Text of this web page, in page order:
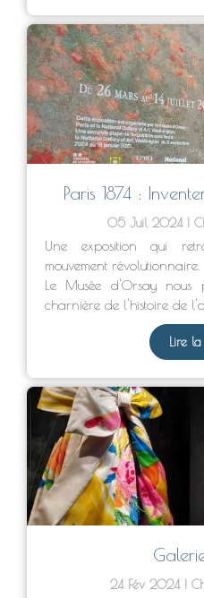
Paris 1874 :
05 Juil 2024
Une exposition qui
mouvement révolutionnaire.
Le Musée d'Orsay nous
charnière de l'histoire de
Lire la
24 Fév 2024